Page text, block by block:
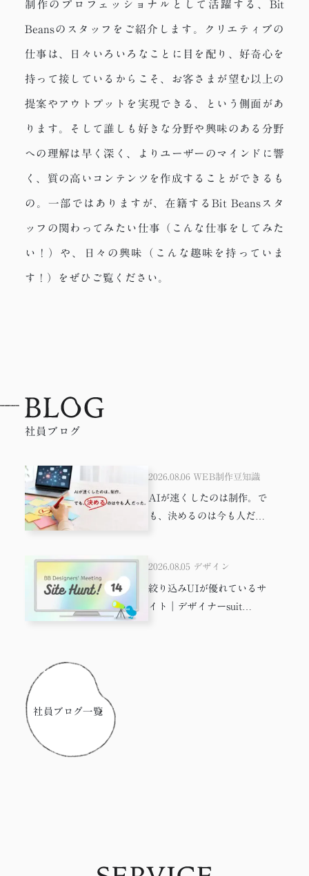
制作のプロフェッショナルとして活躍する、 Bit
Beansのスタッフをご紹介します。 クリエティブの
仕事は、日々いろいろなことに目を配り、 好奇心を
持って接しているからこそ、お客さまが望む以上の
提案やアウトプットを実現できる、という側面があ
ります。 そして誰しも好きな分野や興味のある分野
への理解は早く深く、 よりユーザーのマインドに響
く、質の高いコンテンツを作成することができるも
の。 一部ではありますが、在籍するBit Beansスタ
ッフの 関わってみたい仕事（こんな仕事をしてみた
い！）や、 日々の興味（こんな趣味を持っていま
す！）をぜひご覧ください。
社員ブログ
2026.08.06 WEB制作豆知識
AIが速くしたのは制作。で
も、決めるのは今も人だっ
2026.08.05 デザイン
絞り込みUIが優れているサ
イト｜デザイナーsuit
社員ブログ一覧